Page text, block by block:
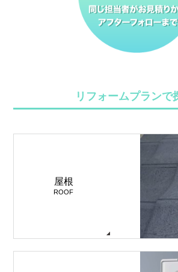
リフォームプランで
屋根
ROOF